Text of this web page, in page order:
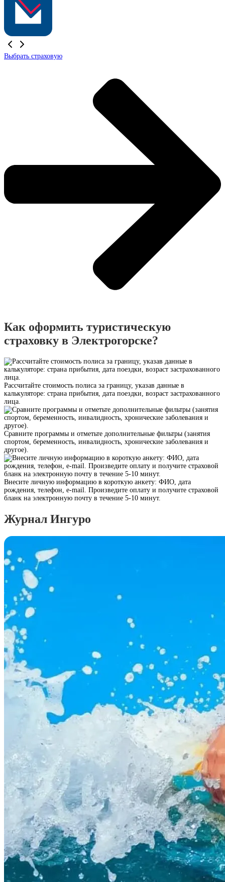
Выбрать страховую
Как оформить туристическую
страховку в Электрогорске?
Рассчитайте стоимость полиса за границу, указав данные в
калькуляторе: страна прибытия, дата поездки, возраст застрахованного
лица.
Сравните программы и отметьте дополнительные фильтры (занятия
спортом, беременность, инвалидность, хронические заболевания и
другое).
Внесите личную информацию в короткую анкету: ФИО, дата
рождения, телефон, e-mail. Произведите оплату и получите страховой
бланк на электронную почту в течение 5-10 минут.
Журнал Ингуро